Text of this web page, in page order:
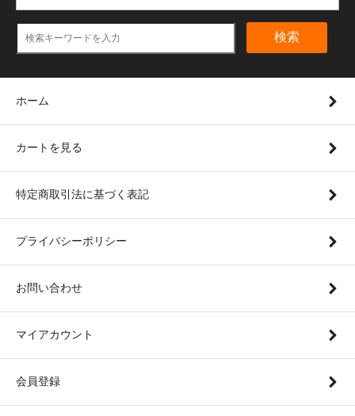
検索
ホーム
カートを見る
特定商取引法に基づく表記
プライバシーポリシー
お問い合わせ
マイアカウント
会員登録